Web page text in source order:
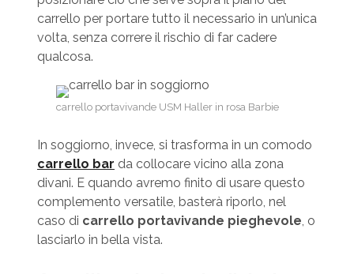
carrello per portare tutto il necessario in un’unica
volta, senza correre il rischio di far cadere
qualcosa.
carrello portavivande USM Haller in rosa Barbie
In soggiorno, invece, si trasforma in un comodo
carrello bar da collocare vicino alla zona
divani. E quando avremo finito di usare questo
complemento versatile, basterà riporlo, nel
caso di carrello portavivande pieghevole, o
lasciarlo in bella vista.